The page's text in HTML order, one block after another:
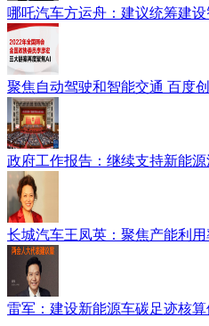
哪吒汽车方运舟：建议统筹建
聚焦自动驾驶和智能交通 百度
政府工作报告：继续支持新能
长城汽车王凤英：聚焦产能利
雷军：建设新能源车碳足迹核